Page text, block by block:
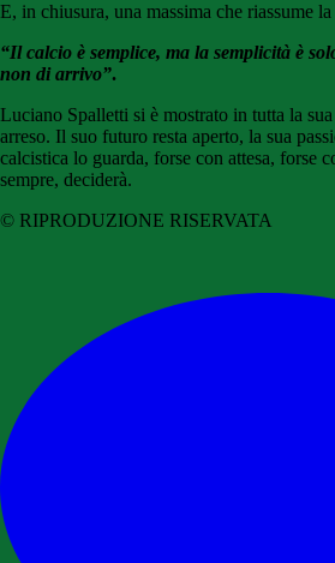
E, in chiusura, una massima che riassume
“Il calcio è semplice, ma la semplicità è
non di arrivo”.
Luciano Spalletti si è mostrato in tutta la
arreso. Il suo futuro resta aperto, la sua
calcistica lo guarda, forse con attesa, forse
sempre, deciderà.
© RIPRODUZIONE RISERVATA